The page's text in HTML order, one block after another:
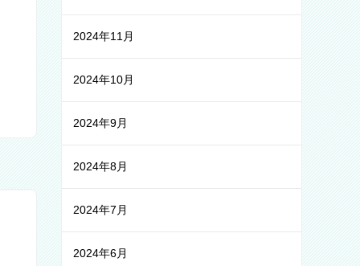
2024年11月
2024年10月
2024年9月
2024年8月
2024年7月
2024年6月